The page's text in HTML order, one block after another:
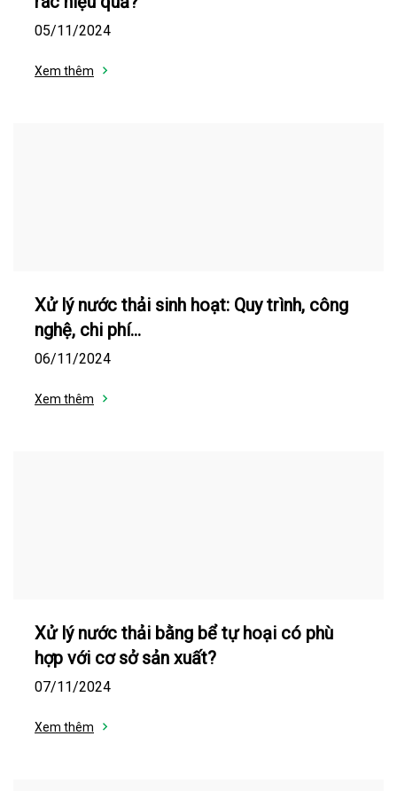
05/11/2024
Xem thêm
Xử lý nước thải sinh hoạt: Quy trình, công
nghệ, chi phí…
06/11/2024
Xem thêm
Xử lý nước thải bằng bể tự hoại có phù
hợp với cơ sở sản xuất?
07/11/2024
Xem thêm